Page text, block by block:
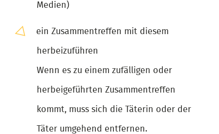
Medien)
ein Zusammentreffen mit diesem
herbeizuführen
Wenn es zu einem zufälligen oder
herbeigeführten Zusammentreffen
kommt, muss sich die Täterin oder der
Täter umgehend entfernen.